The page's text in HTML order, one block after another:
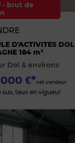
- brut de
D'ACTIVITES
184 m²
Dol & environs
€*net vendeur
sus, taux en vigueur